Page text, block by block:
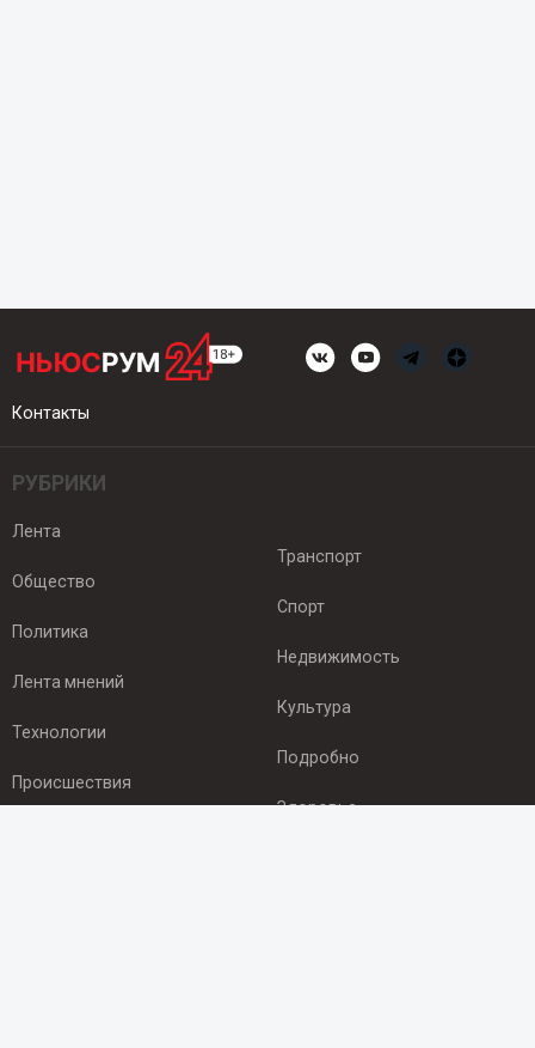
Контакты
РУБРИКИ
Лента
Общество
Политика
Лента мнений
Технологии
Происшествия
Транспорт
Спорт
Недвижимость
Культура
Подробно
Здоровье